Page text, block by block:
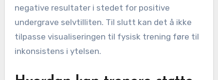
daglig for optimale resultater. Regelmessige
fordeler. Sikt mot minst 10-15 minutter hver dag